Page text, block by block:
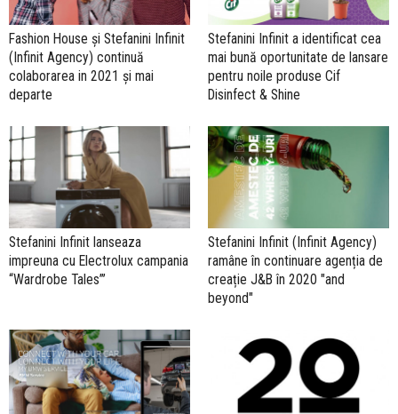
Fashion House și Stefanini Infinit
(Infinit Agency) continuă
colaborarea in 2021 și mai
departe
Stefanini Infinit a identificat cea
mai bună oportunitate de lansare
pentru noile produse Cif
Disinfect & Shine
Stefanini Infinit lanseaza
impreuna cu Electrolux campania
“Wardrobe Tales”’
Stefanini Infinit (Infinit Agency)
ramâne în continuare agenția de
creație J&B în 2020 "and
beyond"